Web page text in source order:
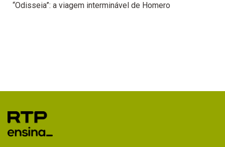
“Odisseia”: a viagem interminável de Homero